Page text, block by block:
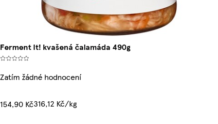
Ferment It! kvašená čalamáda 490g
Zatím žádné hodnocení
154,90 Kč316,12 Kč/kg